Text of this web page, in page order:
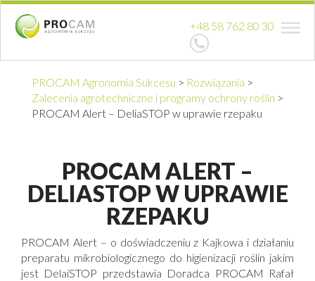
+48 58 762 80 30
PROCAM Agronomia Sukcesu > Rozwiązania >
Zalecenia agrotechniczne i programy ochrony roślin >
PROCAM Alert – DeliaSTOP w uprawie rzepaku
PROCAM ALERT –
DELIASTOP W UPRAWIE
RZEPAKU
PROCAM Alert – o doświadczeniu z Kajkowa i działaniu
preparatu mikrobiologicznego do higienizacji roślin jakim
jest DelaiSTOP przedstawia Doradca PROCAM Rafał